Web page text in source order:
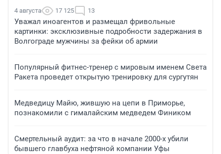
4 августа 17 125 13
Уважал иноагентов и размещал фривольные
картинки: эксклюзивные подробности задержания в
Волгограде мужчины за фейки об армии
Популярный фитнес-тренер с мировым именем Света
Ракета проведет открытую тренировку для сургутян
Медведицу Майю, жившую на цепи в Приморье,
познакомили с гималайским медведем Фиником
Смертельный аудит: за что в начале 2000-х убили
бывшего главбуха нефтяной компании Уфы